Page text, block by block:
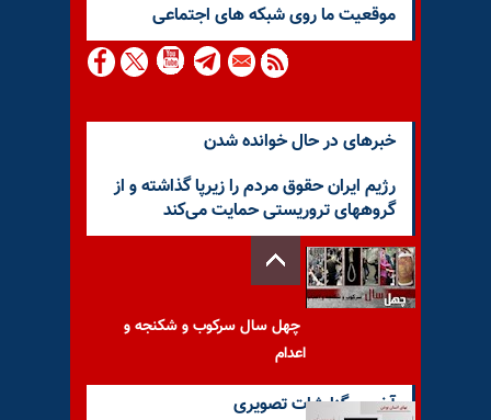
موقعيت ما روى شبكه هاى اجتماعى
خبرهای در حال خوانده شدن
رژیم ایران حقوق مردم را زیرپا گذاشته و از
گروههای تروریستی حمایت می‌کند
چهل سال سرکوب و شکنجه و
اعدام
آخرین گزارشات تصویری